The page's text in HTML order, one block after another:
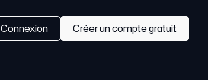
Connexion Créer un compte gratuit